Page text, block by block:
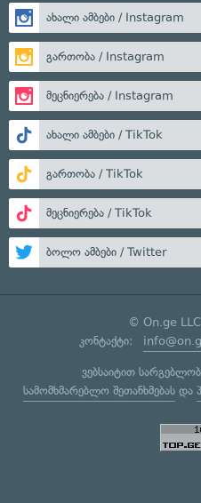
ახალი ამბები / Instagram
გართობა / Instagram
მეცნიერება / Instagram
ახალი ამბები / TikTok
გართობა / TikTok
მეცნიერება / TikTok
ბოლო ამბები / Twitter
© On.ge
კონტაქტი:
ვებსაიტით
სამომხმარებლო შეთანხმებასდა